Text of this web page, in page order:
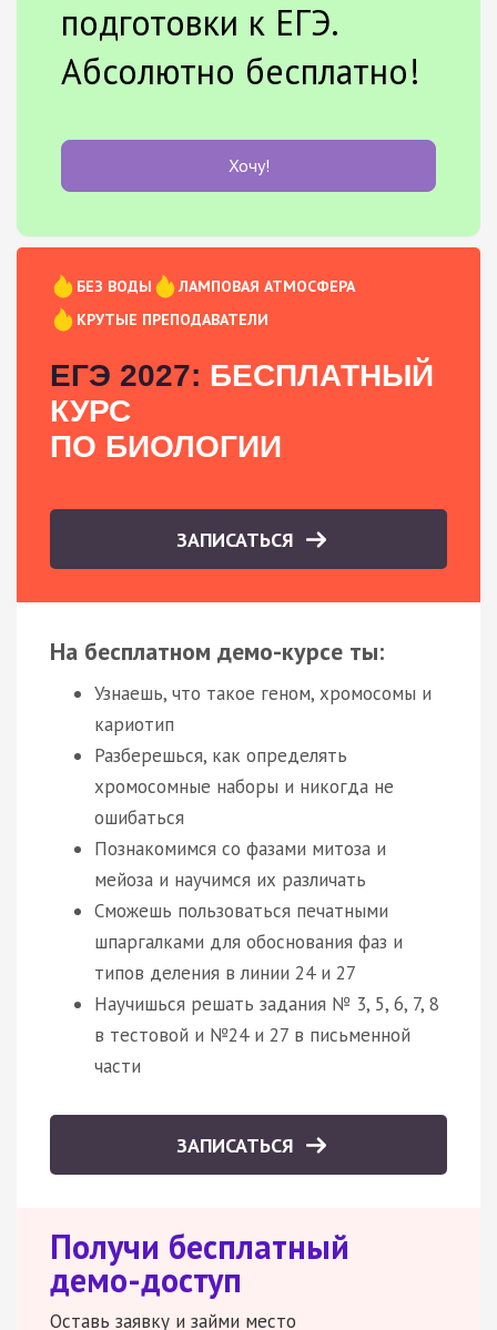
подготовки к ЕГЭ.
Абсолютно бесплатно!
Хочу!
БЕЗ ВОДЫ
ЛАМПОВАЯ АТМОСФЕРА
КРУТЫЕ ПРЕПОДАВАТЕЛИ
ЕГЭ 2027: БЕСПЛАТНЫЙ
КУРС
ПО БИОЛОГИИ
ЗАПИСАТЬСЯ
На бесплатном демо-курсе ты:
Узнаешь, что такое геном, хромосомы и
кариотип
Разберешься, как определять
хромосомные наборы и никогда не
ошибаться
Познакомимся со фазами митоза и
мейоза и научимся их различать
Сможешь пользоваться печатными
шпаргалками для обоснования фаз и
типов деления в линии 24 и 27
Научишься решать задания № 3, 5, 6, 7, 8
в тестовой и №24 и 27 в письменной
части
ЗАПИСАТЬСЯ
Получи бесплатный
демо-доступ
Оставь заявку и займи место